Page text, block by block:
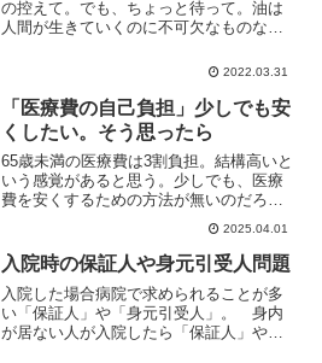
の控えて。でも、ちょっと待って。油は
人間が生きていくのに不可欠なものなん
2022.03.31
「医療費の自己負担」少しでも安
くしたい。そう思ったら
65歳未満の医療費は3割負担。結構高いと
いう感覚があると思う。少しでも、医療
費を安くするための方法が無いのだろう
か？ちょっとだけ医療費の自己負担を安
くする方法は実はある。それはどんな方
法？安くなるのは少しづつでも、重なる
とそれなりの金額になる。
2025.04.01
入院時の保証人や身元引受人問題
入院した場合病院で求められることが多
い「保証人」や「身元引受人」。 身内
が居ない人が入院したら「保証人」や